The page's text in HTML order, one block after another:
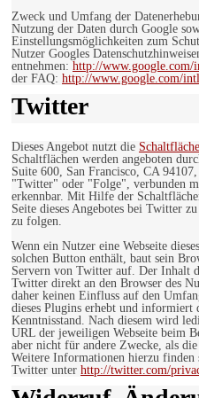
Zweck und Umfang der
Nutzung der Daten durch Google
Einstellungsmöglichkeiten zum
Nutzer Googles
entnehmen: http://
der FAQ: http://www.google.com/
Twitter
Dieses Angebot nutzt die
Schaltflächen werden angeboten
Suite 600, San Francisco, CA
"Twitter" oder "Folge", verbunden
erkennbar. Mit Hilfe der
Seite dieses Angebotes bei Twitter
zu folgen.
Wenn ein Nutzer eine Webseite
solchen Button enthält, baut sein
Servern von Twitter auf. Der Inhalt
Twitter direkt an den Browser des
daher keinen Einfluss auf den
dieses Plugins erhebt und informiert
Kenntnisstand. Nach diesem wird
URL der jeweiligen Webseite beim
aber nicht für andere Zwecke, als
Weitere Informationen hierzu finden
Twitter unter http://twitter.com/